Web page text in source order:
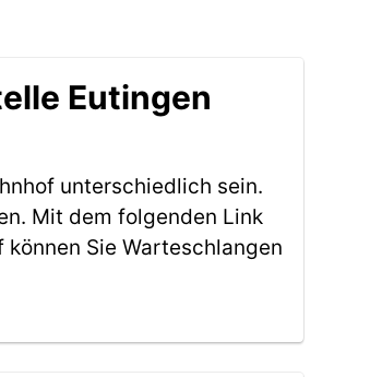
Eutingen
unterschiedlich sein.
Mit dem folgenden Link
können Sie Warteschlangen